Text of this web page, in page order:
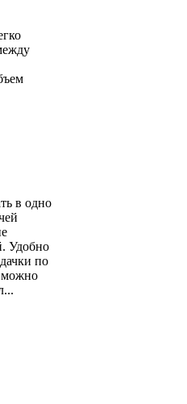
в одно
Удобно
по
можно